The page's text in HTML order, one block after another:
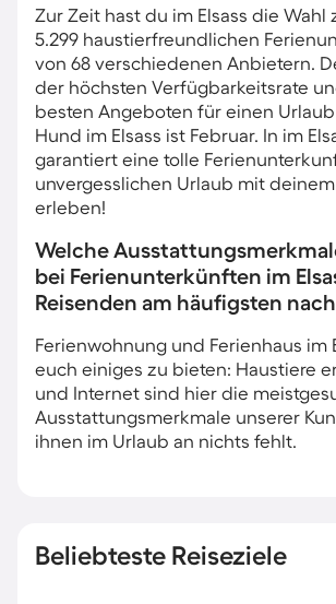
Zur Zeit hast du im Elsass die Wahl
5.299 haustierfreundlichen
von 68 verschiedenen Anbietern.
der höchsten Verfügbarkeitsrate
besten Angeboten für einen
Hund im Elsass ist Februar. In im
garantiert eine tolle
unvergesslichen Urlaub mit
erleben!
Welche
bei Ferienunterkünften im
Reisenden am häufigsten
Ferienwohnung und Ferienhaus im
euch einiges zu bieten: Haustiere
und Internet sind hier die
Ausstattungsmerkmale unserer
ihnen im Urlaub an nichts fehlt.
Beliebteste Reiseziele